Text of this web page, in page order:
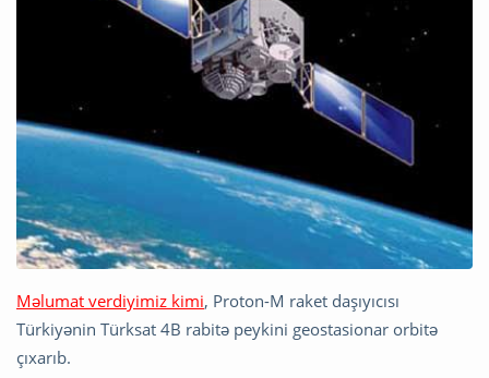
Məlumat verdiyimiz kimi, Proton-M raket daşıyıcısı
Türkiyənin Türksat 4B rabitə peykini geostasionar orbitə
çıxarıb.